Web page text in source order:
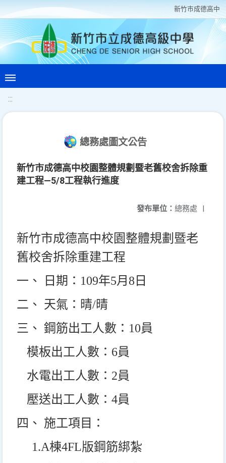
新竹巿成德高中
:::
總務處圖文公告
新竹市成德高中校園整體規劃暨老舊校舍拆除重
建工程—5/8工程執行進度
發布單位： 總務處 |
新竹市成德高中校園整體規劃暨老
舊校舍拆除重建工程
一、 日期：109年5月8日
二、 天氣：晴/晴
三、 鋼筋出工人數：10員
模板出工人數：6員
水電出工人數：2員
壓送出工人數：4員
四、 施工項目：
1.A棟4FL版鋼筋綁紮